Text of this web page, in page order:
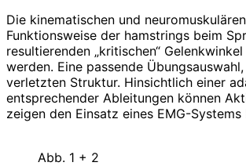
Die kinematischen und
Funktionsweise der hamstrings beim
resultierenden „kritischen“
werden. Eine passende
verletzten Struktur. Hinsichtlich einer
entsprechender Ableitungen können
zeigen den Einsatz eines EMG-
Abb. 1 + 2